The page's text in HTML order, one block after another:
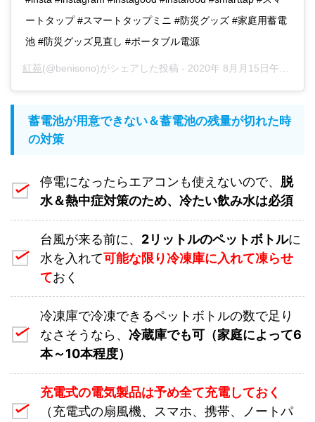
ートタップ #スマートタップミニ #防災グッズ #家庭用蓄電
池 #防災グッズ見直し #ポータブル電源
紅苑(@benisono)がシェアした投稿 - 2020年 8月月15日午前2時26分PDT
蓄電池が用意できない＆蓄電池の残量が切れた時
の対策
停電になったらエアコンも使えないので、 脱
水＆熱中症対策のため、冷たい飲み水は必須
台風が来る前に、 2リットルのペットボトルに
水を入れて可能な限り冷凍庫に入れて凍らせ
ておく
冷凍庫で冷凍できるペットボトルの数で足り
なさそうなら、 冷蔵庫でも可（家庭によって6
本～10本程度）
充電式の電気製品は予め全て充電しておく
（充電式の扇風機、スマホ、携帯、ノートパ